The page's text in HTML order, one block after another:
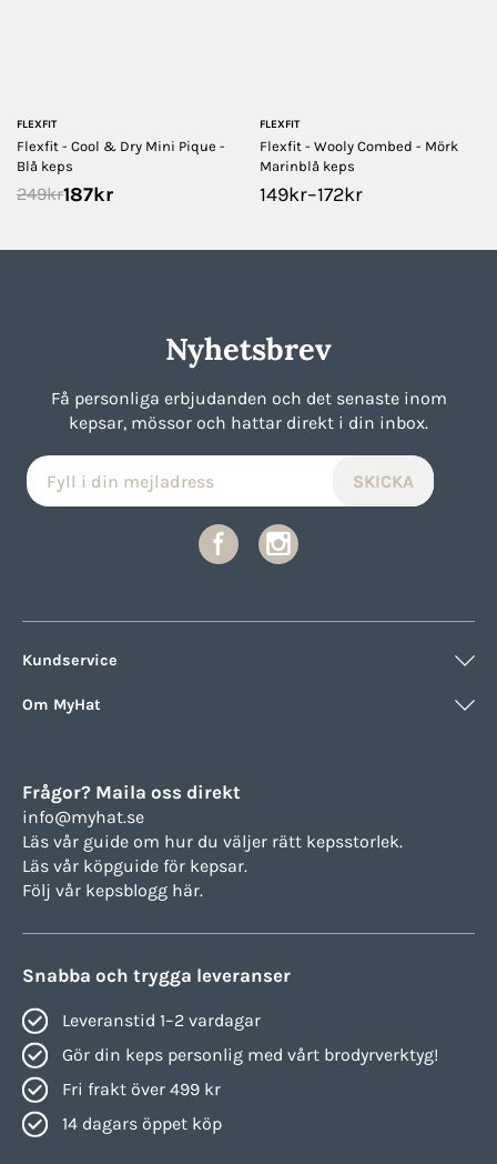
FLEXFIT
Flexfit - Cool & Dry Mini Pique -
Blå keps
249kr187kr
FLEXFIT
Flexfit - Wooly Combed - Mörk
Marinblå keps
149kr–172kr
Nyhetsbrev
Få personliga erbjudanden och det senaste inom
kepsar, mössor och hattar direkt i din inbox.
Kundservice
Om MyHat
Frågor? Maila oss direkt
info@myhat.se
Läs vår guide om hur du väljer rätt kepsstorlek.
Läs vår köpguide för kepsar.
Följ vår kepsblogg här.
Snabba och trygga leveranser
Leveranstid 1–2 vardagar
Gör din keps personlig med vårt brodyrverktyg!
Fri frakt över 499 kr
14 dagars öppet köp